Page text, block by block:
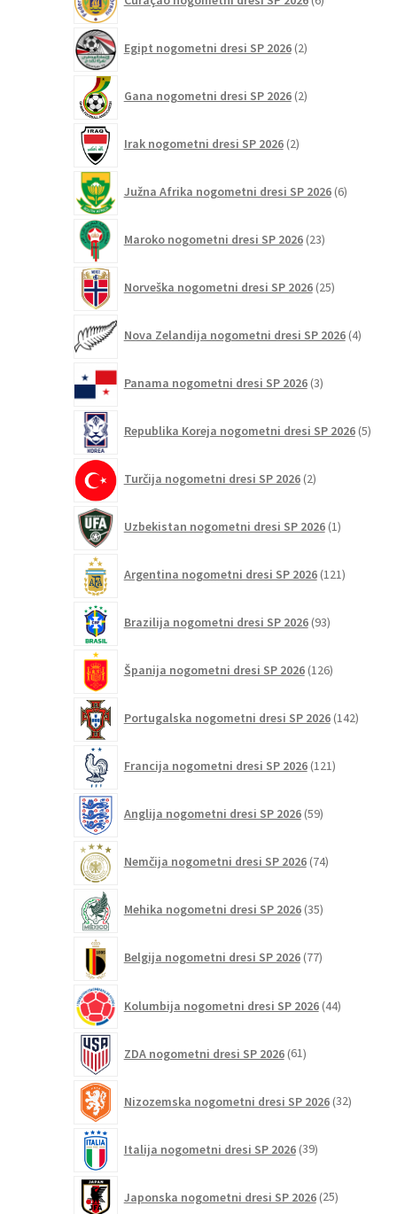
izdelkov
Egipt nogometni dresi SP 2026 2izdelka
Gana nogometni dresi SP 2026 2izdelka
Irak nogometni dresi SP 2026 2izdelka
Južna Afrika nogometni dresi SP 2026 6izdelkov
Maroko nogometni dresi SP 2026 23izdelkov
Norveška nogometni dresi SP 2026 25izdelkov
Nova Zelandija nogometni dresi SP 2026 4izdelki
Panama nogometni dresi SP 2026 3izdelki
Republika Koreja nogometni dresi SP 2026 5
Turčija nogometni dresi SP 2026 2izdelka
Uzbekistan nogometni dresi SP 2026 1izdelek
Argentina nogometni dresi SP 2026 121izdelkov
Brazilija nogometni dresi SP 2026 93izdelkov
Španija nogometni dresi SP 2026 126izdelkov
Portugalska nogometni dresi SP 2026 142
Francija nogometni dresi SP 2026 121izdelkov
Anglija nogometni dresi SP 2026 59izdelkov
Nemčija nogometni dresi SP 2026 74izdelkov
Mehika nogometni dresi SP 2026 35izdelkov
Belgija nogometni dresi SP 2026 77izdelkov
Kolumbija nogometni dresi SP 2026 44izdelkov
ZDA nogometni dresi SP 2026 61izdelkov
Nizozemska nogometni dresi SP 2026 32izdelkov
Italija nogometni dresi SP 2026 39izdelkov
Japonska nogometni dresi SP 2026 25izdelkov